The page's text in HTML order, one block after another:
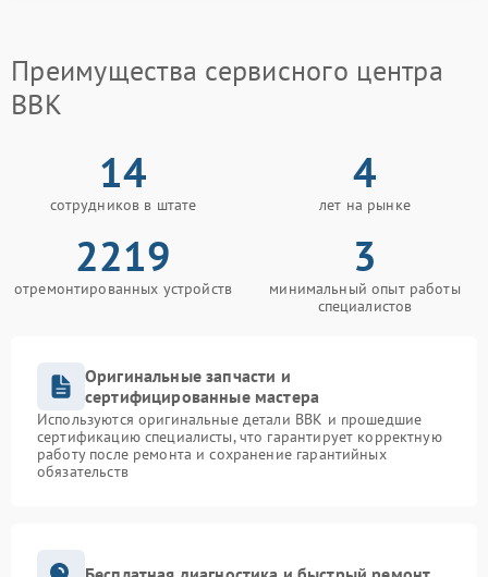
Преимущества сервисного центра
BBK
14
сотрудников в штате
4
лет на рынке
2219
отремонтированных устройств
3
минимальный опыт работы
специалистов
Оригинальные запчасти и
сертифицированные мастера
Используются оригинальные детали BBK и прошедшие
сертификацию специалисты, что гарантирует корректную
работу после ремонта и сохранение гарантийных
обязательств